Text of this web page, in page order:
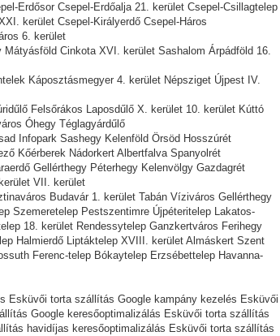
Erdősor Csepel-Erdőalja 21. kerület Csepel-Csillagtelep
kerület Csepel-Királyerdő Csepel-Háros
6. kerület
Cinkota XVI. kerület Sashalom Árpádföld 16.
Káposztásmegyer 4. kerület Népsziget Újpest IV.
Felsőrákos Laposdűlő X. kerület 10. kerület Kúttó
Óhegy Téglagyárdűlő
Infopark Sashegy Kelenföld Örsöd Hosszúrét
Kőérberek Nádorkert Albertfalva Spanyolrét
Gellérthegy Péterhegy Kelenvölgy Gazdagrét
VII. kerület
Budavár 1. kerület Tabán Víziváros Gellérthegy
Szemeretelep Pestszentimre Újpéteritelep Lakatos-
18. kerület Rendessytelep Ganzkertváros Ferihegy
Halmierdő Liptáktelep XVIII. kerület Almáskert Szent
Ferenc-telep Bókaytelep Erzsébettelep Havanna-
Esküvői torta szállítás Google kampány kezelés Esküvői
Google keresőoptimalizálás Esküvői torta szállítás
havidíjas keresőoptimalizálás Esküvői torta szállítás